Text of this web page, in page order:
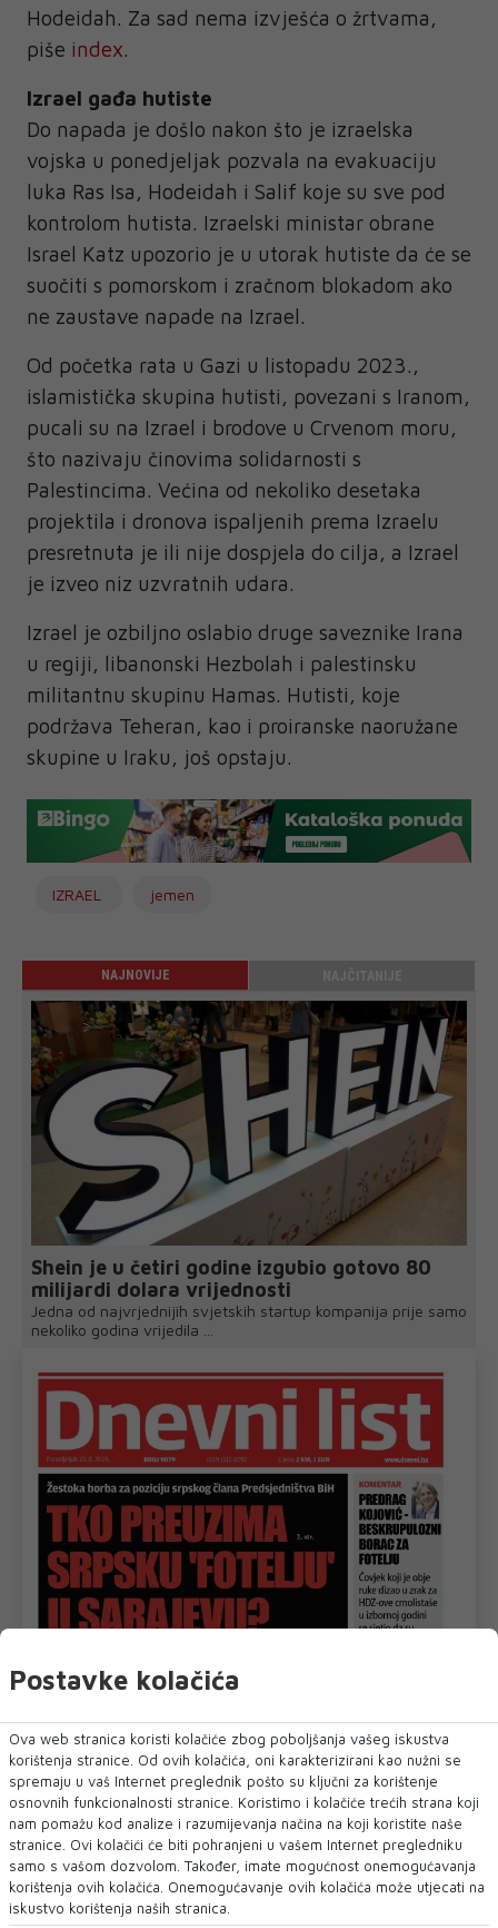
Hodeidah. Za sad nema izvješća o žrtvama,
piše index.
Izrael gađa hutiste
Do napada je došlo nakon što je izraelska
vojska u ponedjeljak pozvala na evakuaciju
luka Ras Isa, Hodeidah i Salif koje su sve pod
kontrolom hutista. Izraelski ministar obrane
Israel Katz upozorio je u utorak hutiste da će se
suočiti s pomorskom i zračnom blokadom ako
ne zaustave napade na Izrael.
Od početka rata u Gazi u listopadu 2023.,
islamistička skupina hutisti, povezani s Iranom,
pucali su na Izrael i brodove u Crvenom moru,
što nazivaju činovima solidarnosti s
Palestincima. Većina od nekoliko desetaka
projektila i dronova ispaljenih prema Izraelu
presretnuta je ili nije dospjela do cilja, a Izrael
je izveo niz uzvratnih udara.
Izrael je ozbiljno oslabio druge saveznike Irana
u regiji, libanonski Hezbolah i palestinsku
militantnu skupinu Hamas. Hutisti, koje
podržava Teheran, kao i proiranske naoružane
skupine u Iraku, još opstaju.
IZRAEL jemen
NAJNOVIJE
Shein je u četiri godine izgubio gotovo 80
milijardi dolara vrijednosti
Jedna od najvrjednijih svjetskih startup kompanija prije samo
nekoliko godina vrijedila ...
Postavke kolačića
Ova web stranica koristi kolačiće zbog poboljšanja vašeg iskustva
korištenja stranice. Od ovih kolačića, oni karakterizirani kao nužni se
spremaju u vaš Internet preglednik pošto su ključni za korištenje
osnovnih funkcionalnosti stranice. Koristimo i kolačiće trećih strana koji
nam pomažu kod analize i razumijevanja načina na koji koristite naše
stranice. Ovi kolačići će biti pohranjeni u vašem Internet pregledniku
samo s vašom dozvolom. Također, imate mogućnost onemogućavanja
korištenja ovih kolačića. Onemogućavanje ovih kolačića može utjecati na
iskustvo korištenja naših stranica.